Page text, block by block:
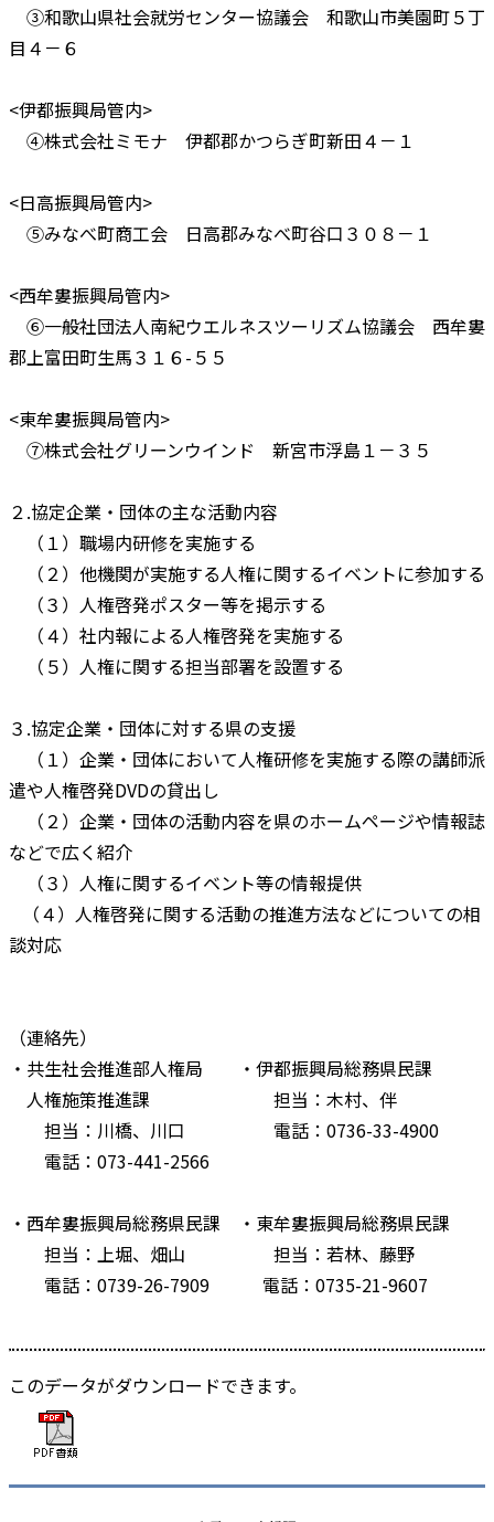
③和歌山県社会就労センター協議会 和歌山市美園町５丁
目４－６
<伊都振興局管内>
④株式会社ミモナ 伊都郡かつらぎ町新田４－１
<日高振興局管内>
⑤みなべ町商工会 日高郡みなべ町谷口３０８－１
<西牟婁振興局管内>
⑥一般社団法人南紀ウエルネスツーリズム協議会 西牟婁
郡上富田町生馬３１６-５５
<東牟婁振興局管内>
⑦株式会社グリーンウインド 新宮市浮島１－３５
２.協定企業・団体の主な活動内容
（１）職場内研修を実施する
（２）他機関が実施する人権に関するイベントに参加する
（３）人権啓発ポスター等を掲示する
（４）社内報による人権啓発を実施する
（５）人権に関する担当部署を設置する
３.協定企業・団体に対する県の支援
（１）企業・団体において人権研修を実施する際の講師派
遣や人権啓発DVDの貸出し
（２）企業・団体の活動内容を県のホームページや情報誌
などで広く紹介
（３）人権に関するイベント等の情報提供
（４）人権啓発に関する活動の推進方法などについての相
談対応
（連絡先）
・共生社会推進部人権局 ・伊都振興局総務県民課
人権施策推進課 担当：木村、伴
担当：川橋、川口 電話：0736-33-4900
電話：073-441-2566
・西牟婁振興局総務県民課 ・東牟婁振興局総務県民課
担当：上堀、畑山 担当：若林、藤野
電話：0739-26-7909 電話：0735-21-9607
このデータがダウンロードできます。